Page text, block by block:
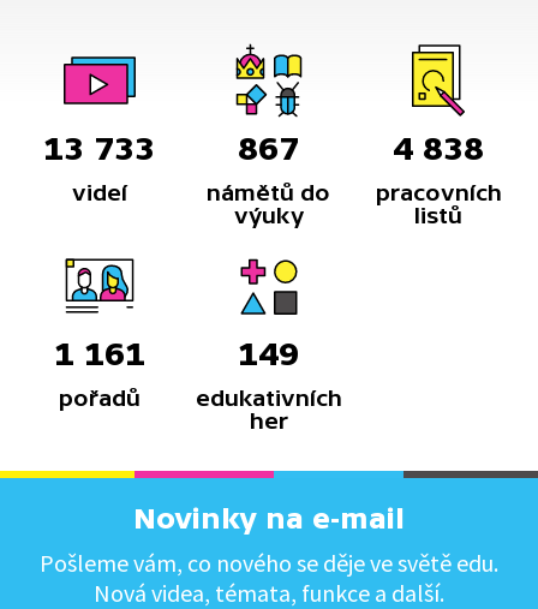
13 733
videí
867
námětů do
výuky
4 838
pracovních
listů
1 161
pořadů
149
edukativních
her
Novinky na e-mail
Pošleme vám, co nového se děje ve světě edu.
Nová videa, témata, funkce a další.